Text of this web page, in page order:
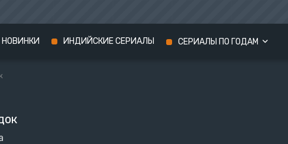
НОВИНКИ ИНДИЙСКИЕ СЕРИАЛЫ СЕРИАЛЫ ПО ГОДАМ